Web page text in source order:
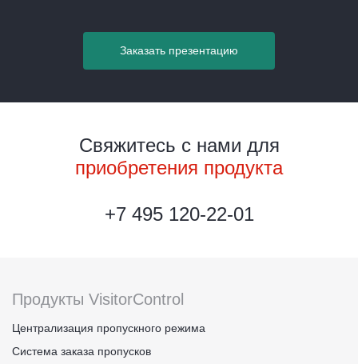
Заказать презентацию
Свяжитесь с нами для
приобретения продукта
+7 495 120-22-01
Продукты VisitorControl
Централизация пропускного режима
Система заказа пропусков